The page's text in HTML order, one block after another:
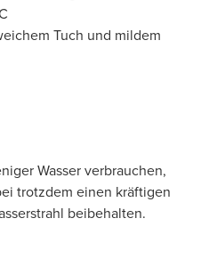
Tuch und mildem
Wasser verbrauchen,
trotzdem einen kräftigen
beibehalten.